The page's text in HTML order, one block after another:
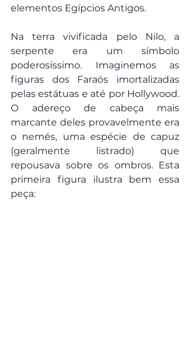
elementos Egípcios Antigos.
Na terra vivificada pelo Nilo, a
serpente era um símbolo
poderosíssimo. Imaginemos as
figuras dos Faraós imortalizadas
pelas estátuas e até por Hollywood.
O adereço de cabeça mais
marcante deles provavelmente era
o nemés, uma espécie de capuz
(geralmente listrado) que
repousava sobre os ombros. Esta
primeira figura ilustra bem essa
peça: